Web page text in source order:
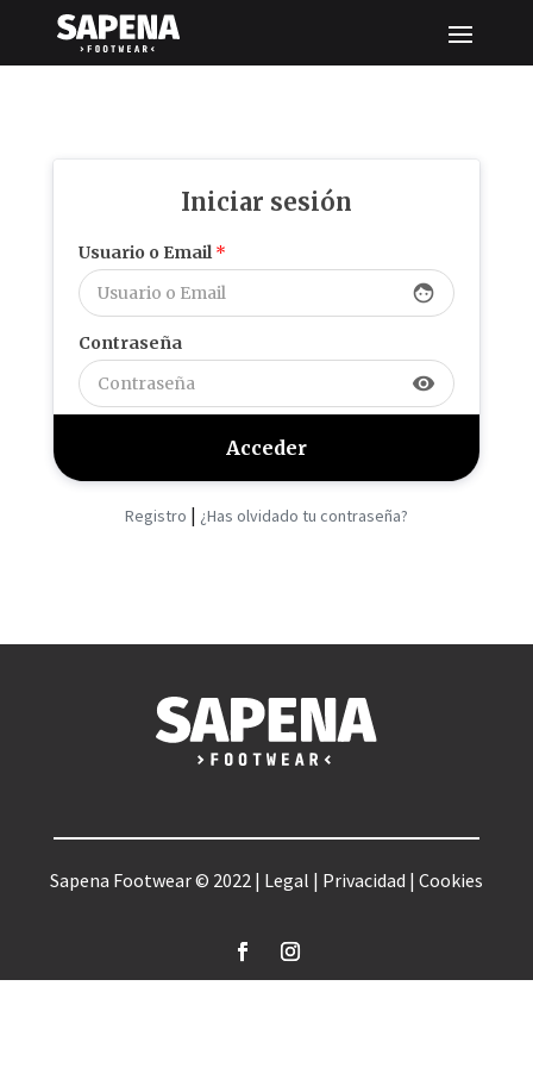
Iniciar sesión
Usuario o Email *
face
Contraseña
visibility
Registro | ¿Has olvidado tu contraseña?
Sapena Footwear © 2022 | Legal | Privacidad | Cookies